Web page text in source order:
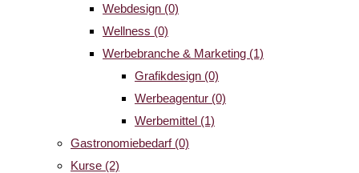
Webdesign (0)
Wellness (0)
Werbebranche & Marketing (1)
Grafikdesign (0)
Werbeagentur (0)
Werbemittel (1)
Gastronomiebedarf (0)
Kurse (2)